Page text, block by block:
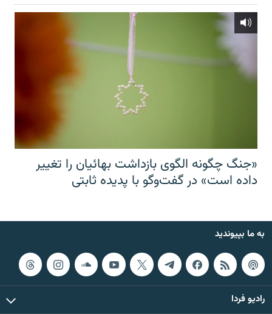
«جنگ چگونه الگوی بازداشت بهائیان را تغییر
داده است» در گفت‌وگو با پدیده ثابتی
به ما بپیوندید
رادیو فردا